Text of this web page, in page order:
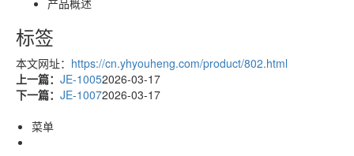
标签
本文网址： https://cn.yhyouheng.com/product/802.html
上一篇： JE-10052026-03-17
下一篇： JE-10072026-03-17
菜单